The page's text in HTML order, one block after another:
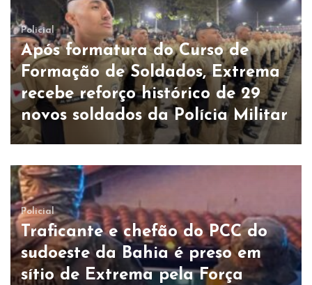
Policial
Após formatura do Curso de
Formação de Soldados, Extrema
recebe reforço histórico de 29
novos soldados da Polícia Militar
Policial
Traficante e chefão do PCC do
sudoeste da Bahia é preso em
sítio de Extrema pela Força